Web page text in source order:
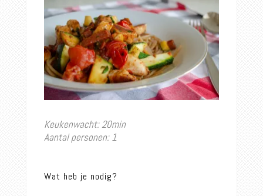
Keukenwacht: 20min
Aantal personen: 1
Wat heb je nodig?